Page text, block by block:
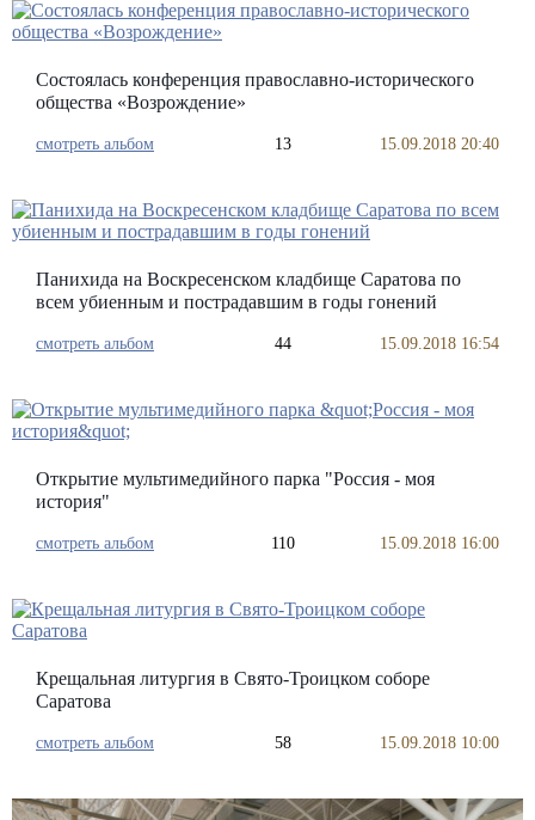
Состоялась конференция православно-исторического
общества «Возрождение»
смотреть альбом 13 15.09.2018 20:40
Панихида на Воскресенском кладбище Саратова по
всем убиенным и пострадавшим в годы гонений
смотреть альбом 44 15.09.2018 16:54
Открытие мультимедийного парка "Россия - моя
история"
смотреть альбом 110 15.09.2018 16:00
Крещальная литургия в Свято-Троицком соборе
Саратова
смотреть альбом 58 15.09.2018 10:00